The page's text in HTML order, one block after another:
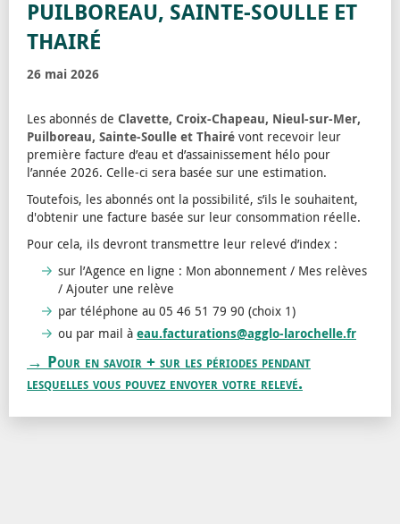
PUILBOREAU, SAINTE-SOULLE ET
THAIRÉ
26 mai 2026
Les abonnés de Clavette, Croix-Chapeau, Nieul-sur-Mer,
Puilboreau, Sainte-Soulle et Thairé vont recevoir leur
première facture d’eau et d’assainissement hélo pour
l’année 2026. Celle-ci sera basée sur une estimation.
Toutefois, les abonnés ont la possibilité, s’ils le souhaitent,
d'obtenir une facture basée sur leur consommation réelle.
Pour cela, ils devront transmettre leur relevé d’index :
sur l’Agence en ligne : Mon abonnement / Mes relèves
/ Ajouter une relève
par téléphone au 05 46 51 79 90 (choix 1)
ou par mail à eau.facturations@agglo-larochelle.fr
→ Pour en savoir + sur les périodes pendant
lesquelles vous pouvez envoyer votre relevé.